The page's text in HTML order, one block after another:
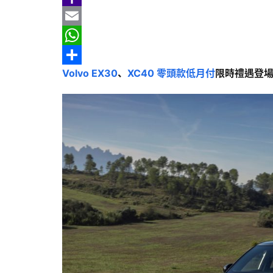
b
o
o
k
e
r
e
a
d
s
m
a
l
Y
a
h
o
o
i
l
E
m
a
i
W
h
a
A
p
p
分
享
Volvo EX30、 XC40 零頭款低月付限時禮遇登場